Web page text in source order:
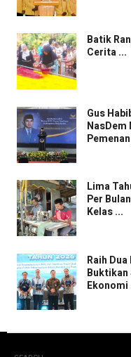
Batik
Cerita ...
Gus
Lima
Per
Kelas ...
Raih
Buktikan
Ekonomi